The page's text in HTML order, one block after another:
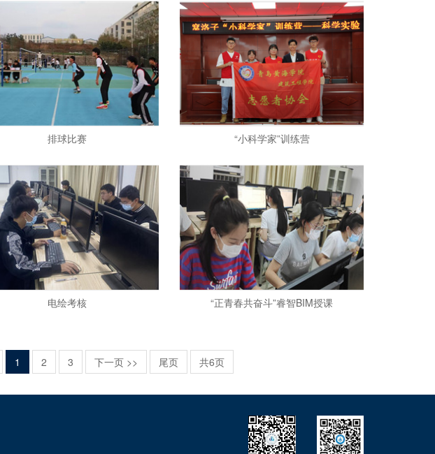
排球比赛 “小科学家”训练营
电绘考核 “正青春共奋斗”睿智BIM授课
1 2 3 下一页 >> 尾页 共6页